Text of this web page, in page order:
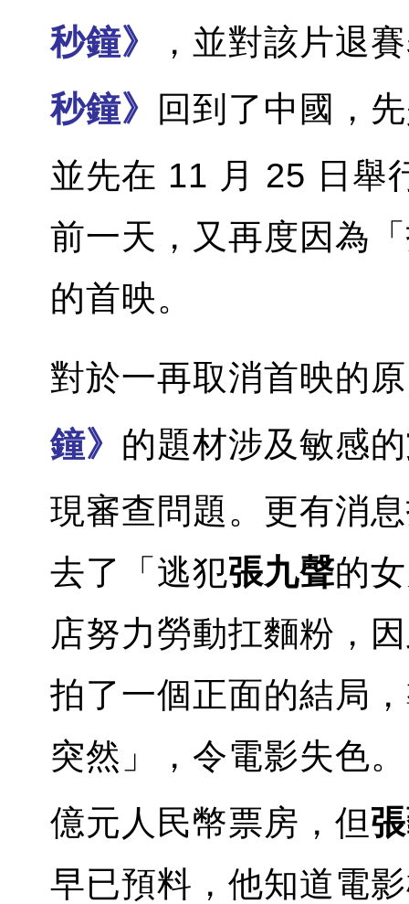
秒鐘》
，並對該片退
秒鐘》
回到了中國，
並先在 11 月 25 日舉
前一天，又再度因為
的首映。
對於一再取消首映的
鐘》 的題材涉及敏感的
現審查問題。更有消
去了「逃犯張九聲的
店努力勞動扛麵粉，
拍了一個正面的結局
突然」，令電影失色。
億元人民幣票房，但
早已預料，他知道電